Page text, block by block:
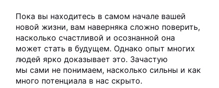
Пока вы находитесь в самом начале вашей
новой жизни, вам наверняка сложно поверить,
насколько счастливой и осознанной она
может стать в будущем. Однако опыт многих
людей ярко доказывает это. Зачастую
мы сами не понимаем, насколько сильны и как
много потенциала в нас скрыто.